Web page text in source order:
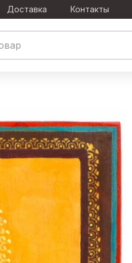
Доставка Контакты